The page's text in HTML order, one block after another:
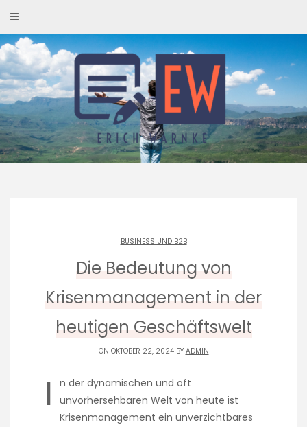
content
BUSINESS UND B2B
Die Bedeutung von
Krisenmanagement in der
heutigen Geschäftswelt
ON OKTOBER 22, 2024 BY ADMIN
I
n der dynamischen und oft
unvorhersehbaren Welt von heute ist
Krisenmanagement ein unverzichtbares